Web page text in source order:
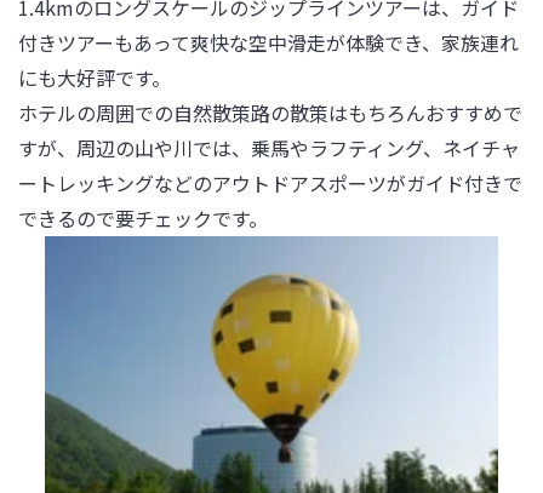
1.4kmのロングスケールのジップラインツアーは、ガイド
付きツアーもあって爽快な空中滑走が体験でき、家族連れ
にも大好評です。
ホテルの周囲での自然散策路の散策はもちろんおすすめで
すが、周辺の山や川では、乗馬やラフティング、ネイチャ
ートレッキングなどのアウトドアスポーツがガイド付きで
できるので要チェックです。